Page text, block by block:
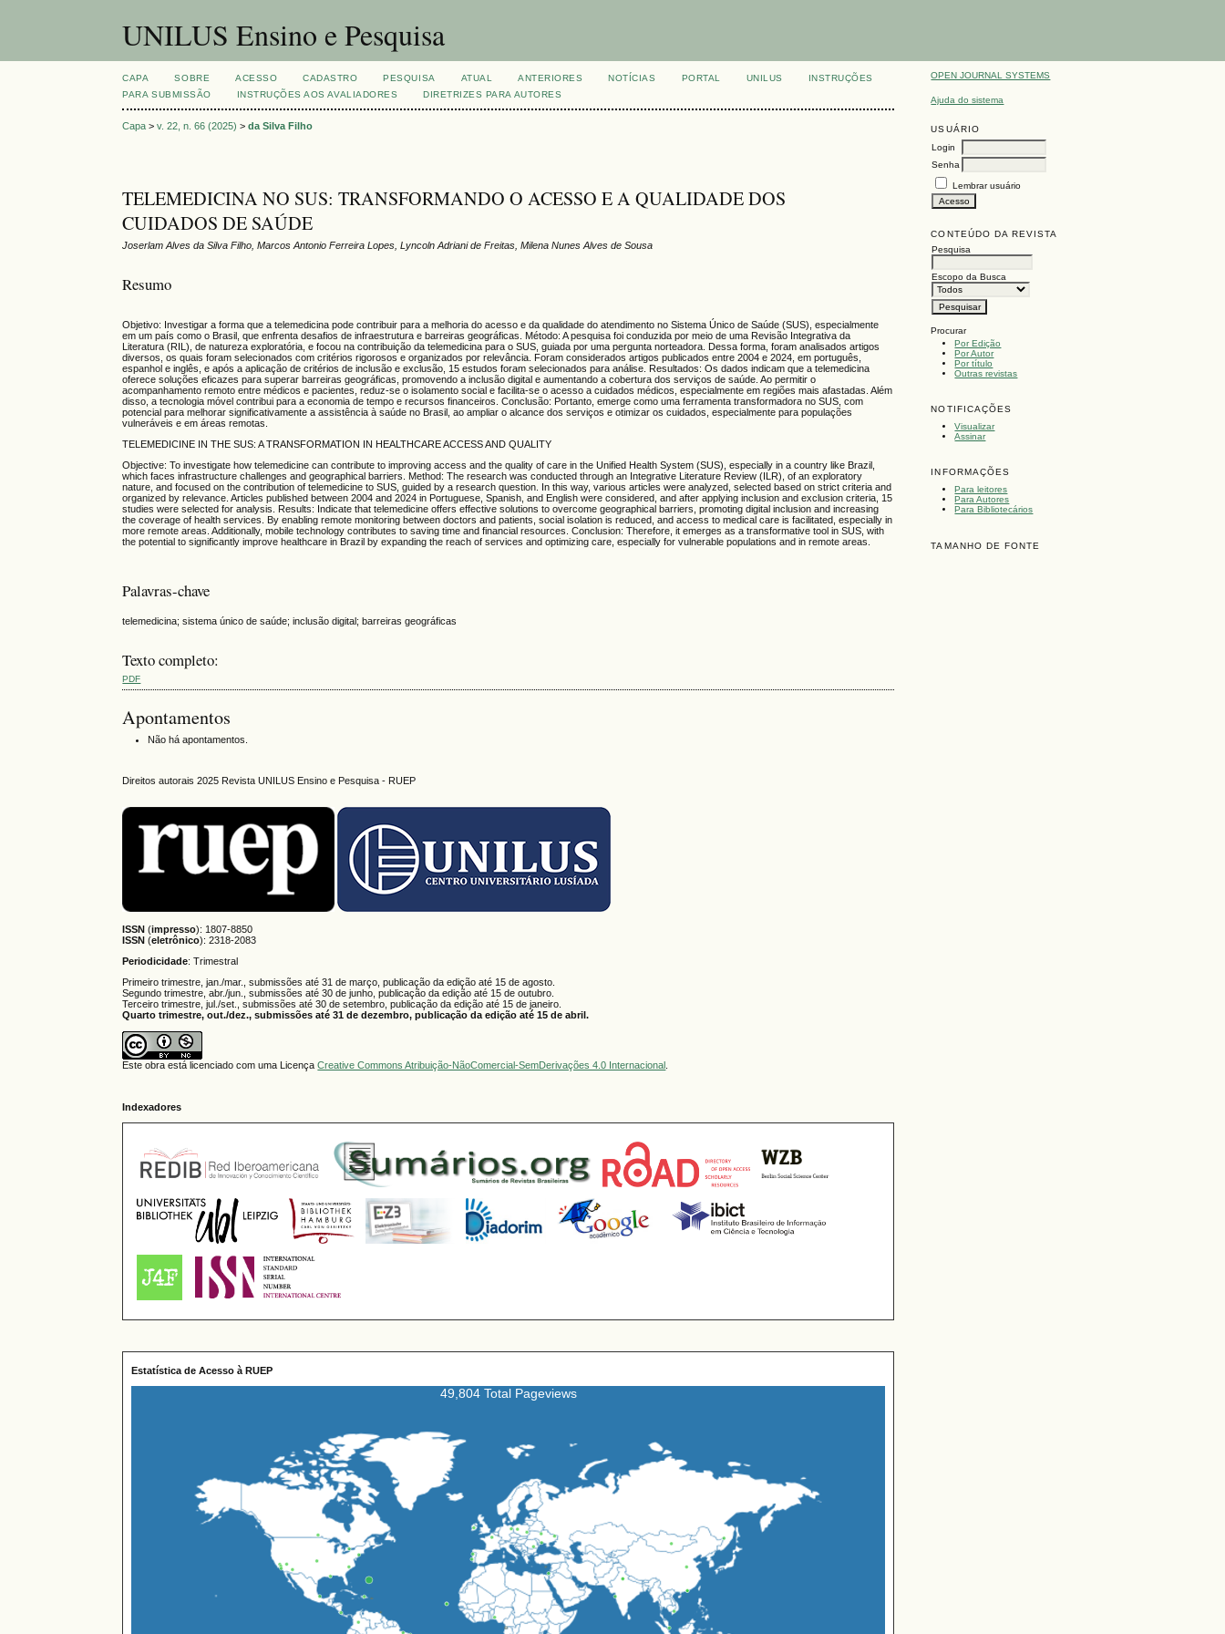
UNILUS Ensino e Pesquisa
OPEN JOURNAL SYSTEMS
Ajuda do sistema
USUÁRIO
Login
Senha
Lembrar usuário
CONTEÚDO DA REVISTA
Pesquisa
Escopo da Busca
Procurar
Por Edição
Por Autor
Por título
Outras revistas
NOTIFICAÇÕES
Visualizar
Assinar
INFORMAÇÕES
Para leitores
Para Autores
Para Bibliotecários
TAMANHO DE FONTE
CAPA SOBRE ACESSO CADASTRO PESQUISA ATUAL ANTERIORES NOTÍCIAS PORTAL UNILUS
INSTRUÇÕES
PARA SUBMISSÃO
INSTRUÇÕES AOS AVALIADORES DIRETRIZES PARA AUTORES
Capa >v. 22, n. 66 (2025) >da Silva Filho
TELEMEDICINA NO SUS: TRANSFORMANDO O ACESSO E A QUALIDADE DOS
CUIDADOS DE SAÚDE
Joserlam Alves da Silva Filho, Marcos Antonio Ferreira Lopes, Lyncoln Adriani de Freitas, Milena Nunes Alves de Sousa
Resumo
Objetivo: Investigar a forma que a telemedicina pode contribuir para a melhoria do acesso e da qualidade do atendimento no Sistema Único de Saúde (SUS), especialmente
em um país como o Brasil, que enfrenta desafios de infraestrutura e barreiras geográficas. Método: A pesquisa foi conduzida por meio de uma Revisão Integrativa da
Literatura (RIL), de natureza exploratória, e focou na contribuição da telemedicina para o SUS, guiada por uma pergunta norteadora. Dessa forma, foram analisados artigos
diversos, os quais foram selecionados com critérios rigorosos e organizados por relevância. Foram considerados artigos publicados entre 2004 e 2024, em português,
espanhol e inglês, e após a aplicação de critérios de inclusão e exclusão, 15 estudos foram selecionados para análise. Resultados: Os dados indicam que a telemedicina
oferece soluções eficazes para superar barreiras geográficas, promovendo a inclusão digital e aumentando a cobertura dos serviços de saúde. Ao permitir o
acompanhamento remoto entre médicos e pacientes, reduz-se o isolamento social e facilita-se o acesso a cuidados médicos, especialmente em regiões mais afastadas. Além
disso, a tecnologia móvel contribui para a economia de tempo e recursos financeiros. Conclusão: Portanto, emerge como uma ferramenta transformadora no SUS, com
potencial para melhorar significativamente a assistência à saúde no Brasil, ao ampliar o alcance dos serviços e otimizar os cuidados, especialmente para populações
vulneráveis e em áreas remotas.
TELEMEDICINE IN THE SUS: A TRANSFORMATION IN HEALTHCARE ACCESS AND QUALITY
Objective: To investigate how telemedicine can contribute to improving access and the quality of care in the Unified Health System (SUS), especially in a country like Brazil,
which faces infrastructure challenges and geographical barriers. Method: The research was conducted through an Integrative Literature Review (ILR), of an exploratory
nature, and focused on the contribution of telemedicine to SUS, guided by a research question. In this way, various articles were analyzed, selected based on strict criteria and
organized by relevance. Articles published between 2004 and 2024 in Portuguese, Spanish, and English were considered, and after applying inclusion and exclusion criteria, 15
studies were selected for analysis. Results: Indicate that telemedicine offers effective solutions to overcome geographical barriers, promoting digital inclusion and increasing
the coverage of health services. By enabling remote monitoring between doctors and patients, social isolation is reduced, and access to medical care is facilitated, especially in
more remote areas. Additionally, mobile technology contributes to saving time and financial resources. Conclusion: Therefore, it emerges as a transformative tool in SUS, with
the potential to significantly improve healthcare in Brazil by expanding the reach of services and optimizing care, especially for vulnerable populations and in remote areas.
Palavras-chave
telemedicina; sistema único de saúde; inclusão digital; barreiras geográficas
Texto completo:
PDF
Apontamentos
Não há apontamentos.
Direitos autorais 2025 Revista UNILUS Ensino e Pesquisa - RUEP
ISSN (impresso): 1807-8850
ISSN (eletrônico):2318-2083
Periodicidade: Trimestral
Primeiro trimestre, jan./mar., submissões até 31 de março, publicação da edição até 15 de agosto.
Segundo trimestre, abr./jun., submissões até 30 de junho, publicação da edição até 15 de outubro.
Terceiro trimestre, jul./set., submissões até 30 de setembro, publicação da edição até 15 de janeiro.
Quarto trimestre, out./dez., submissões até 31 de dezembro, publicação da edição até 15 de abril.
Este obra está licenciado com uma LicençaCreative Commons Atribuição-NãoComercial-SemDerivações 4.0 Internacional
Indexadores
Estatística de Acesso à RUEP
49,804 Total Pageviews